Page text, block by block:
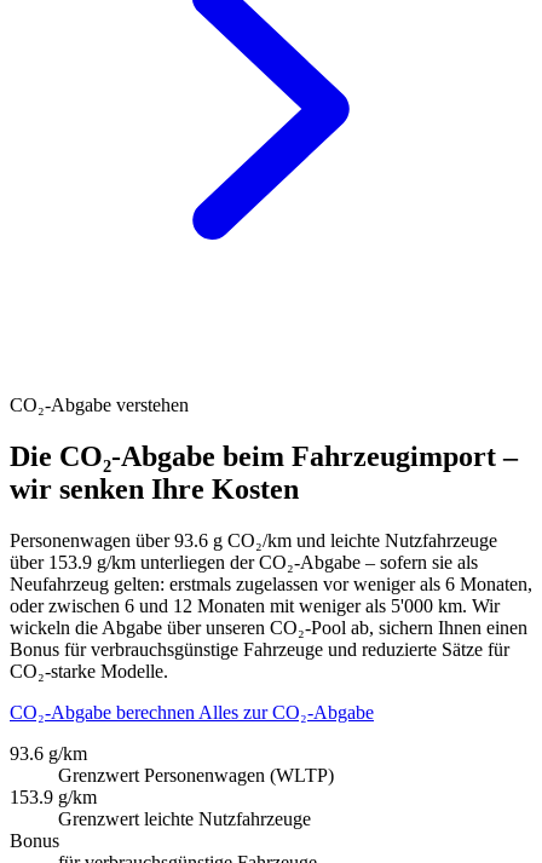
CO₂-Abgabe verstehen
Die CO₂-Abgabe beim Fahrzeugimport –
wir senken Ihre Kosten
Personenwagen über 93.6 g CO₂/km und leichte Nutzfahrzeuge
über 153.9 g/km unterliegen der CO₂-Abgabe – sofern sie als
Neufahrzeug gelten: erstmals zugelassen vor weniger als 6 Monaten,
oder zwischen 6 und 12 Monaten mit weniger als 5'000 km. Wir
wickeln die Abgabe über unseren CO₂-Pool ab, sichern Ihnen einen
Bonus für verbrauchsgünstige Fahrzeuge und reduzierte Sätze für
CO₂-starke Modelle.
CO₂-Abgabe berechnen Alles zur CO₂-Abgabe
93.6 g/km
Grenzwert Personenwagen (WLTP)
153.9 g/km
Grenzwert leichte Nutzfahrzeuge
Bonus